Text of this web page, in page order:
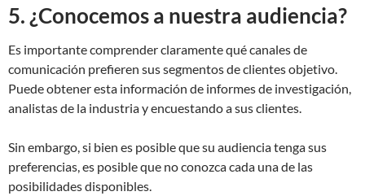
5. ¿Conocemos a nuestra audiencia?
Es importante comprender claramente qué canales de
comunicación prefieren sus segmentos de clientes objetivo.
Puede obtener esta información de informes de investigación,
analistas de la industria y encuestando a sus clientes.
Sin embargo, si bien es posible que su audiencia tenga sus
preferencias, es posible que no conozca cada una de las
posibilidades disponibles.